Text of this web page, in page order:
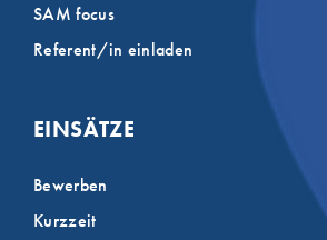
SAM focus
Referent/in einladen
EINSÄTZE
Bewerben
Kurzzeit